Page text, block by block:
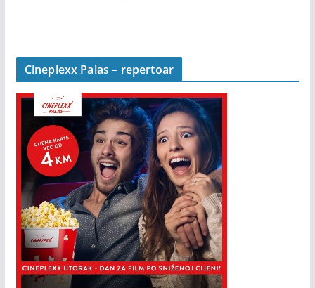
Cineplexx Palas – repertoar